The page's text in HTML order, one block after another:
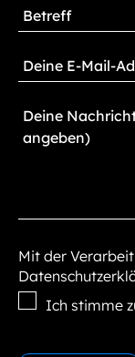
Mit der
Ich stimme